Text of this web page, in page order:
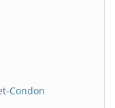
Condon